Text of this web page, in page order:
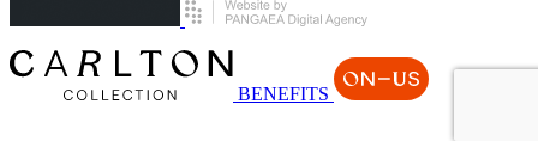
BENEFITS